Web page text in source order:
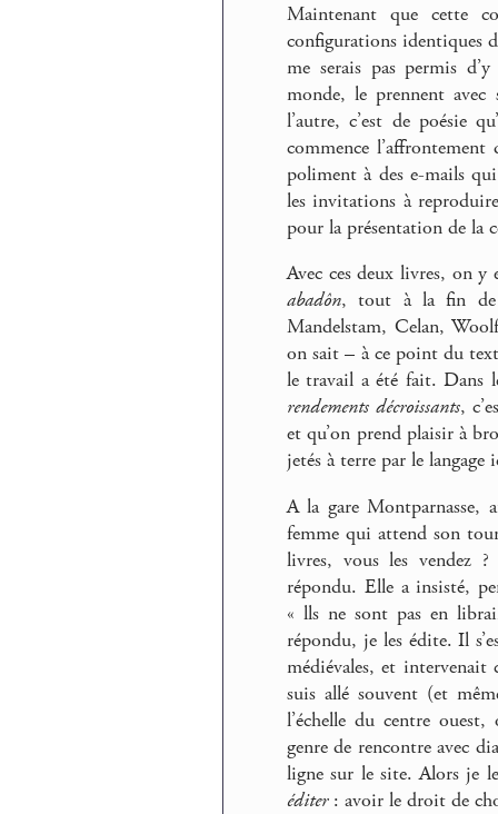
Maintenant que cette
configurations identiques
me serais pas permis
monde, le prennent avec
l’autre, c’est de poésie
commence
poliment à des e-mails
les invitations à
pour la présentation de la
Avec ces deux livres, on
abadôn, tout à la fin de
Mandelstam, Celan,
on sait – à ce point du
le travail a été fait. Dans
rendements décroissants,
et qu’on prend plaisir à
jetés à terre par le
A la gare Montparnasse,
femme qui attend son
livres, vous les vendez
répondu. Elle a insisté,
« lls ne sont pas en
répondu, je les édite. Il
médiévales, et
suis allé souvent (et
l’échelle du centre
genre de rencontre avec
ligne sur le site. Alors je
éditer: avoir le droit de